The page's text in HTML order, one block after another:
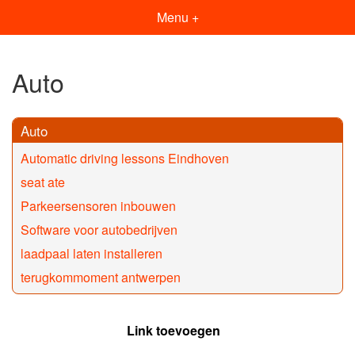
Menu +
Auto
Auto
Automatic driving lessons Eindhoven
seat ate
Parkeersensoren inbouwen
Software voor autobedrijven
laadpaal laten installeren
terugkommoment antwerpen
Link toevoegen